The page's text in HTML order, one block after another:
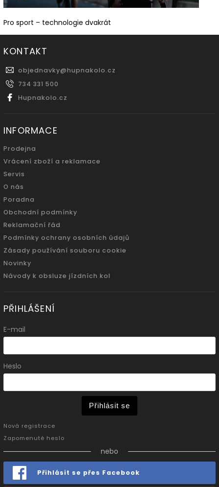
Pro sport – technologie dvakrát
KONTAKT
objednavky@hupnakolo.cz
734 331 500
Hupnakolo.cz
INFORMACE
Prodejna
Vrácení zboží a reklamace
Servis
O nás
Poradna
Obchodní podmínky
Reklamační řád
Podmínky ochrany osobních údajů
Zásady používání souboru cookie
Novinky
Návody k obsluze jízdních kol
PŘIHLÁŠENÍ
E-mail
Heslo
Přihlásit se
Nová registrace
Zapomenuté heslo
nebo
Přihlásit se přes Facebook